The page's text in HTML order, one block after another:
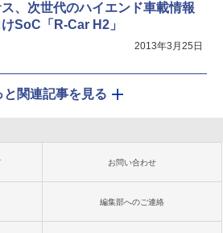
、次世代のハイエンド車載情報
SoC「R-Car H2」
2013年3月25日
と関連記事を見る
お問い合わせ
編集部へのご連絡